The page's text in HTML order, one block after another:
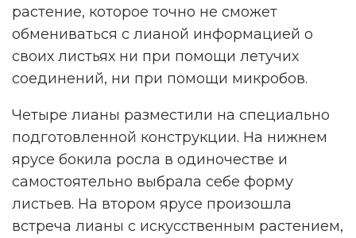
растение, которое точно не сможет
обмениваться с лианой информацией о
своих листьях ни при помощи летучих
соединений, ни при помощи микробов.
Четыре лианы разместили на специально
подготовленной конструкции. На нижнем
ярусе бокила росла в одиночестве и
самостоятельно выбрала себе форму
листьев. На втором ярусе произошла
встреча лианы с искусственным растением,